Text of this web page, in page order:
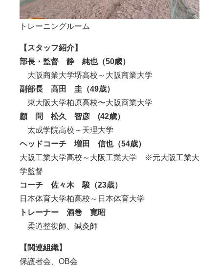
トレーニングルーム
【スタッフ紹介】
部長・監督 静 純也（50歳）
大阪商業大学堺高校～大阪商業大学
副部長 高田 圭（49歳）
東大阪大学柏原高校〜大阪商業大学
顧 問 松久 智彦 (42歳）
太成学院高校～天理大学
ヘッドコーチ 増田 信也（54歳）
大阪工業大学高校～大阪工業大学 ※元大阪工業大
学監督
コーチ 佐々木 駿（23歳）
日本体育大学柏高校～日本体育大学
トレーナー 酒巻 寛昭
柔道整復師、鍼灸師
【関連組織】
保護者会、 OB会